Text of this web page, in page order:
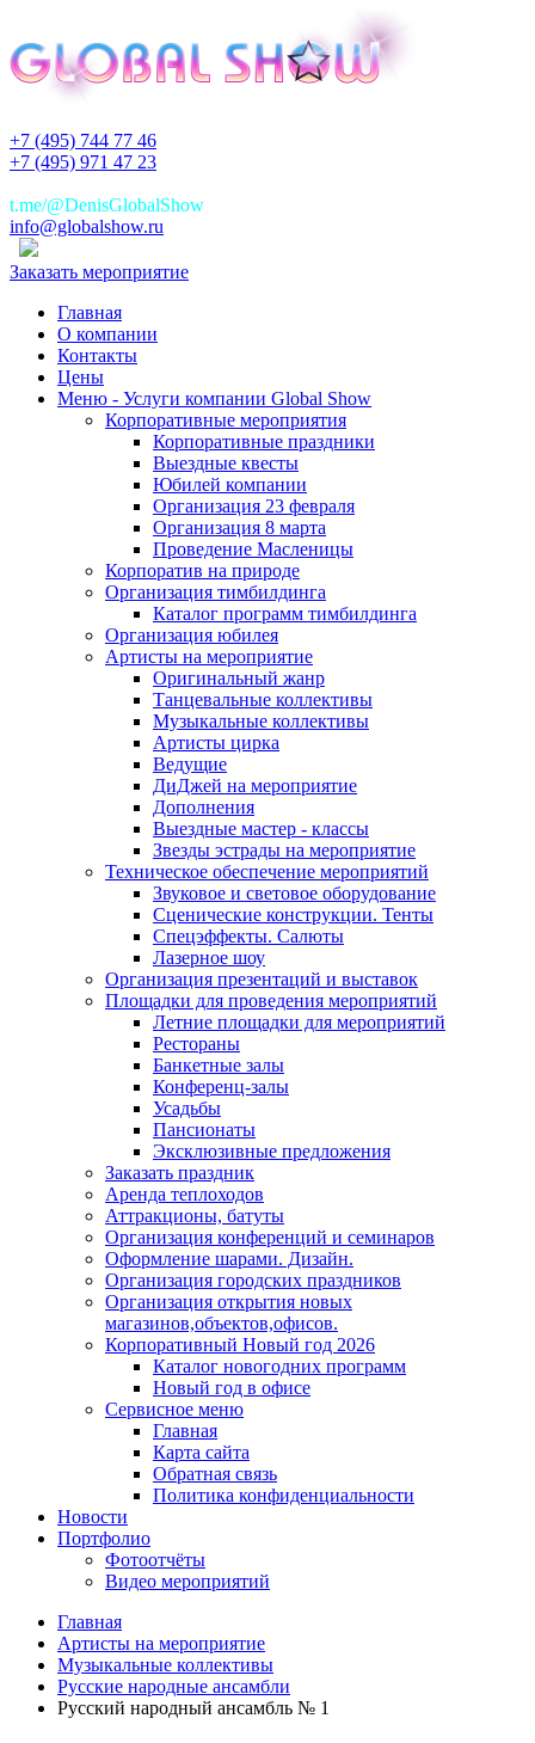
+7 (495) 744 77 46
+7 (495) 971 47 23
t.me/@DenisGlobalShow
info@globalshow.ru
Заказать мероприятие
Главная
О компании
Контакты
Цены
Меню - Услуги компании Global Show
Корпоративные мероприятия
Корпоративные праздники
Выездные квесты
Юбилей компании
Организация 23 февраля
Организация 8 марта
Проведение Масленицы
Корпоратив на природе
Организация тимбилдинга
Каталог программ тимбилдинга
Организация юбилея
Артисты на мероприятие
Оригинальный жанр
Танцевальные коллективы
Музыкальные коллективы
Артисты цирка
Ведущие
ДиДжей на мероприятие
Дополнения
Выездные мастер - классы
Звезды эстрады на мероприятие
Техническое обеспечение мероприятий
Звуковое и световое оборудование
Сценические конструкции. Тенты
Спецэффекты. Салюты
Лазерное шоу
Организация презентаций и выставок
Площадки для проведения мероприятий
Летние площадки для мероприятий
Рестораны
Банкетные залы
Конференц-залы
Усадьбы
Пансионаты
Эксклюзивные предложения
Заказать праздник
Аренда теплоходов
Аттракционы, батуты
Организация конференций и семинаров
Оформление шарами. Дизайн.
Организация городских праздников
Организация открытия новых
магазинов,объектов,офисов.
Корпоративный Новый год 2026
Каталог новогодних программ
Новый год в офисе
Сервисное меню
Главная
Карта сайта
Обратная связь
Политика конфиденциальности
Новости
Портфолио
Фотоотчёты
Видео мероприятий
Главная
Артисты на мероприятие
Музыкальные коллективы
Русские народные ансамбли
Русский народный ансамбль № 1